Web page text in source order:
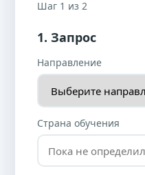
Шаг 1 из 2
1. Запрос
Направление
Страна обучения